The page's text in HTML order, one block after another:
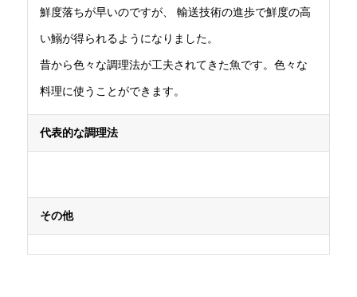
鮮度落ちが早いのですが、 輸送技術の進歩で鮮度の高
い鰯が得られるようになりました。
昔から色々な調理法が工夫されてきた魚です。色々な
料理に使うことができます。
代表的な調理法
その他